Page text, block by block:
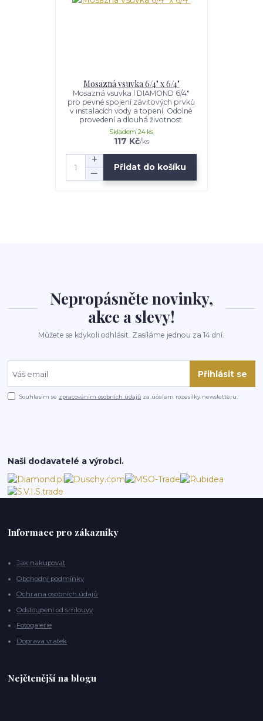
Mosazná vsuvka 6/4" x 6/4"
Mosazná vsuvka l DIAMOND 6/4"
pro pevné spojení závitových prvků
v instalacích vody a topení. Odolné
provedení a dlouhá životnost.
117 Kč/ks
Skladem 24 ks
Přidat do košíku
Nepropásněte novinky,
akce a slevy!
Můžete se kdykoli odhlásit. Zasíláme jednou za 14 dní.
Přihlásit se
Souhlasím se zpracováním osobních údajů za účelem rozesílky newsletteru.
Naši dodavatelé a výrobci.
Informace pro zákazníky
Jak nakupovat
Obchodní podmínky
Ochrana osobních údajů
Odstoupení od smlouvy
Fotogalerie
Doprava vratek
Nejčtenější na blogu